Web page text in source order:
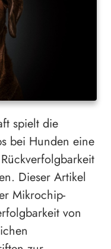
spielt die
bei Hunden eine
Dieser Artikel
Mikrochip-
von